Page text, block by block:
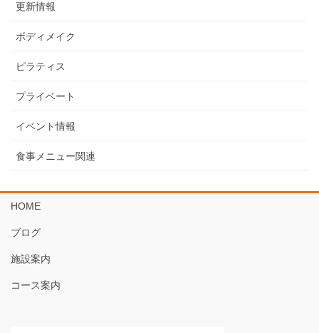
更新情報
ボディメイク
ピラティス
プライベート
イベント情報
食事メニュー関連
HOME
ブログ
施設案内
コース案内